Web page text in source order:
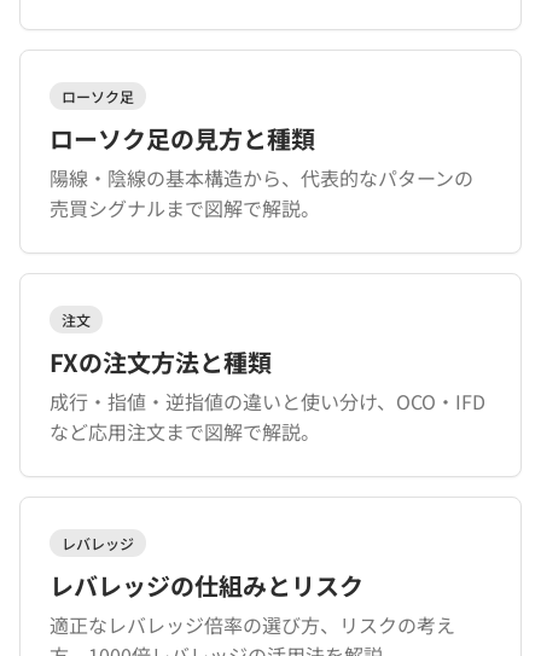
ローソク足
ローソク足の見方と種類
陽線・陰線の基本構造から、代表的なパターンの
売買シグナルまで図解で解説。
注文
FXの注文方法と種類
成行・指値・逆指値の違いと使い分け、OCO・IFD
など応用注文まで図解で解説。
レバレッジ
レバレッジの仕組みとリスク
適正なレバレッジ倍率の選び方、リスクの考え